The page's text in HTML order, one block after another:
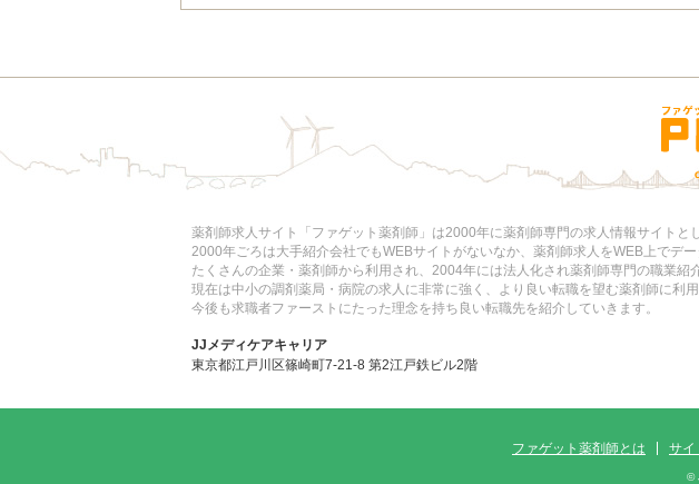
薬剤師求人サイト「ファゲット薬剤師」は2000年に薬剤師専門の求人情報サイトと
2000年ごろは大手紹介会社でもWEBサイトがないなか、薬剤師求人をWEB上でデ
たくさんの企業・薬剤師から利用され、2004年には法人化され薬剤師専門の職業紹
現在は中小の調剤薬局・病院の求人に非常に強く、より良い転職を望む薬剤師に利用
今後も求職者ファーストにたった理念を持ち良い転職先を紹介していきます。
JJメディケアキャリア
東京都江戸川区篠崎町7-21-8 第2江戸鉄ビル2階
ファゲット薬剤師とは サイ
©